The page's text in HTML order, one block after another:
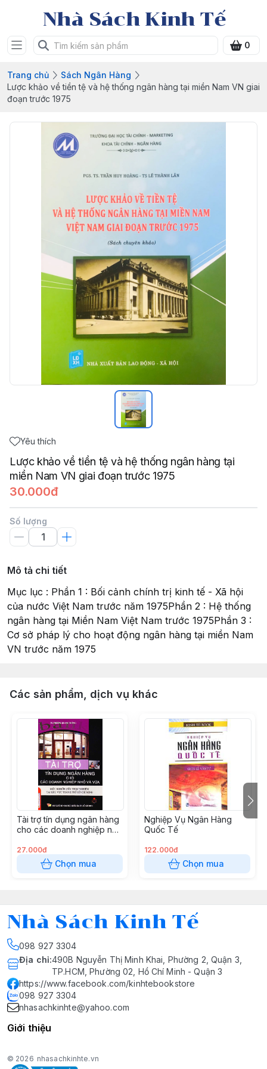
Nhà Sách Kinh Tế
0
Trang chủ
Sách Ngân Hàng
Lược khảo về tiền tệ và hệ thống ngân hàng tại miền Nam VN giai
đoạn trước 1975
Yêu thích
Lược khảo về tiền tệ và hệ thống ngân hàng tại
miền Nam VN giai đoạn trước 1975
30.000đ
Số lượng
Mô tả chi tiết
Mục lục : Phần 1 : Bối cảnh chính trị kinh tế - Xã hội
của nước Việt Nam trước năm 1975Phần 2 : Hệ thống
ngân hàng tại Miền Nam Việt Nam trước 1975Phần 3 :
Cơ sở pháp lý cho hoạt động ngân hàng tại miền Nam
VN trước năm 1975
Các sản phẩm, dịch vụ khác
Tài trợ tín dụng ngân hàng
cho các doanh nghiệp nhỏ
27.000đ
Chọn mua
Nghiệp Vụ Ngân Hàng
Quốc Tế
122.000đ
Chọn mua
Nhà Sách Kinh Tế
098 927 3304
Địa chỉ:490B Nguyễn Thị Minh Khai, Phường 2, Quận 3,
TP.HCM, Phường 02, Hồ Chí Minh - Quận 3
https://www.facebook.com/kinhtebookstore
098 927 3304
nhasachkinhte@yahoo.com
Giới thiệu
© 2026 nhasachkinhte.vn